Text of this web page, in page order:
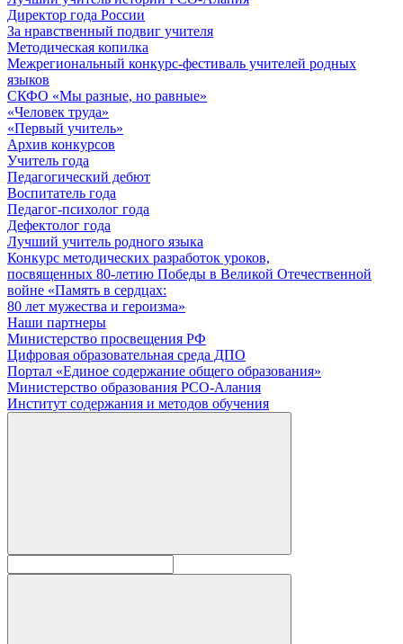
Директор года России
За нравственный подвиг учителя
Методическая копилка
Межрегиональный конкурс-фестиваль учителей родных
языков
СКФО «Мы разные, но равные»
«Человек труда»
«Первый учитель»
Архив конкурсов
Учитель года
Педагогический дебют
Воспитатель года
Педагог-психолог года
Дефектолог года
Лучший учитель родного языка
Конкурс методических разработок уроков,
посвященных 80-летию Победы в Великой Отечественной
войне «Память в сердцах:
80 лет мужества и героизма»
Наши партнеры
Министерство просвещения РФ
Цифровая образовательная среда ДПО
Портал «Единое содержание общего образования»
Министерство образования РСО-Алания
Институт содержания и методов обучения